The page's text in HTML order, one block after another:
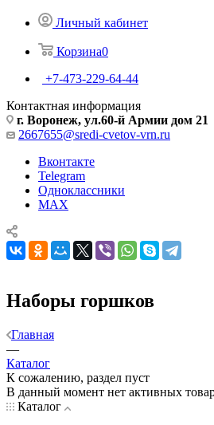
Личный кабинет
Корзина0
+7-473-229-64-44
Контактная информация
г. Воронеж, ул.60-й Армии дом 21
2667655@sredi-cvetov-vrn.ru
Вконтакте
Telegram
Одноклассники
MAX
Наборы горшков
Главная
—
Каталог
К сожалению, раздел пуст
В данный момент нет активных
Каталог